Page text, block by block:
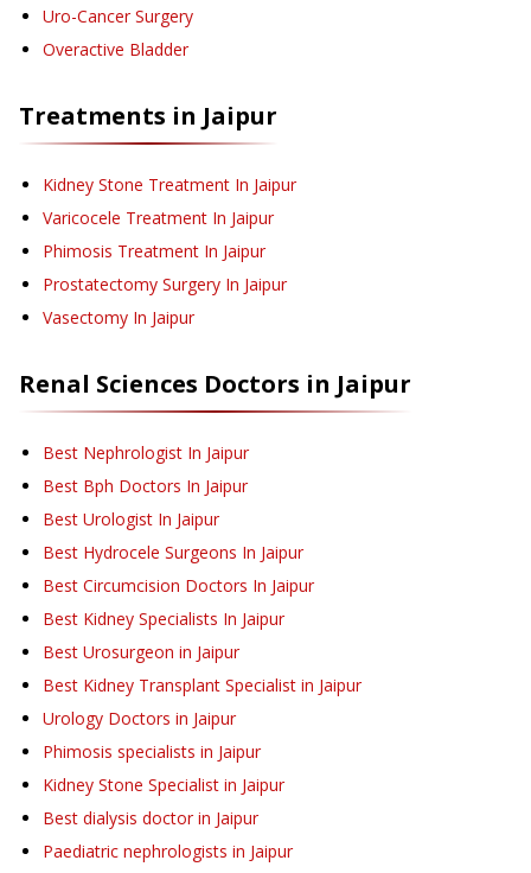
Uro-Cancer Surgery
Overactive Bladder
Treatments in Jaipur
Kidney Stone Treatment In Jaipur
Varicocele Treatment In Jaipur
Phimosis Treatment In Jaipur
Prostatectomy Surgery In Jaipur
Vasectomy In Jaipur
Renal Sciences Doctors in Jaipur
Best Nephrologist In Jaipur
Best Bph Doctors In Jaipur
Best Urologist In Jaipur
Best Hydrocele Surgeons In Jaipur
Best Circumcision Doctors In Jaipur
Best Kidney Specialists In Jaipur
Best Urosurgeon in Jaipur
Best Kidney Transplant Specialist in Jaipur
Urology Doctors in Jaipur
Phimosis specialists in Jaipur
Kidney Stone Specialist in Jaipur
Best dialysis doctor in Jaipur
Paediatric nephrologists in Jaipur